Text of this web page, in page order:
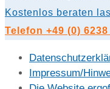
Kostenlos beraten
Telefon +49 (0) 6238
Impressum/